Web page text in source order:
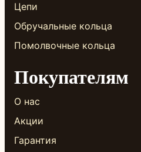
Цепи
Обручальные кольца
Помолвочные кольца
Покупателям
О нас
Акции
Гарантия